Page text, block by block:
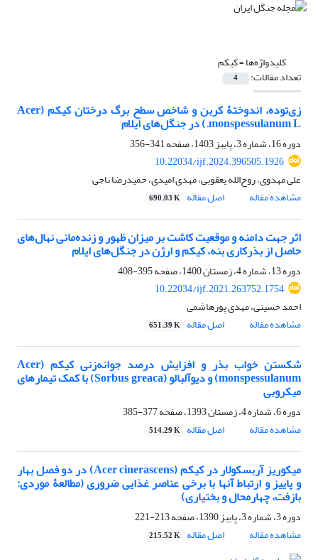
کلیدواژه‌ها =کیکم
تعداد مقالات: 4
زی‌توده، اندوختۀ کربن و شاخص سطح برگ درختان کیکم (Acer
monspessulanum L.) در جنگل‌های ایلام
دوره 16، شماره 3، پاییز 1403، صفحه
341-356
10.22034/ijf.2024.396505.1926
علی مهدوی، روح‌الله یعقوبی، مهدی امیدی، حمیدرضا ناجی
مشاهده مقاله
اصل مقاله 690.03 K
اثر جهت دامنه و موقعیت کاشت بر میزان ظهور و زنده‌مانی نهال‌های
حاصل از بذرکاری بنه، کیکم و ارژن در جنگل‌های ایلام
دوره 13، شماره 4، زمستان 1400، صفحه
395-408
10.22034/ijf.2021.263752.1754
احمد حسینی، مهدی پورهاشمی
مشاهده مقاله
اصل مقاله 651.39 K
شکستن خواب بذر و افزایش درصد جوانه‌زنی کیکم (Acer
monspessulanum) و دیوآلبالو (Sorbus greaca) با کمک تیمارهای
میکروبی
دوره 6، شماره 4، زمستان 1393، صفحه
377-385
مشاهده مقاله
اصل مقاله 514.29 K
میکوریز آربسکولار در کیکم (Acer cinerascens) در دو فصل بهار
و پاییز و ارتباط آنها با برخی عناصر غذایی ضروری (مطالعۀ موردی:
بازفت، چهارمحال و بختیاری)
دوره 3، شماره 3، پاییز 1390، صفحه
213-221
مشاهده مقاله
اصل مقاله 215.52 K